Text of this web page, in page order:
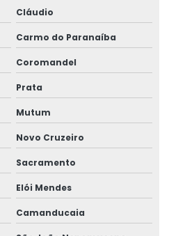
e ltcat
ocupacional
empresas
empresas
Cláudio
Carmo do Paranaíba
Coromandel
Prata
Mutum
Novo Cruzeiro
Sacramento
Elói Mendes
Camanducaia